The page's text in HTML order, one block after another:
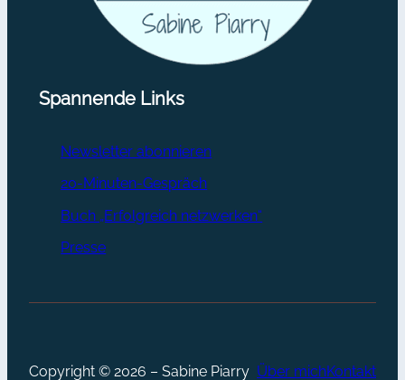
Spannende Links
Newsletter abonnieren
20-Minuten-Gespräch
Buch „Erfolgreich netzwerken“
Presse
Copyright © 2026 – Sabine Piarry Über michKontakt